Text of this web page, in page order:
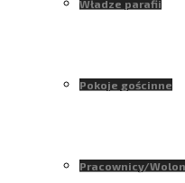
Władze parafii
Pokoje gościnne
Pracownicy/